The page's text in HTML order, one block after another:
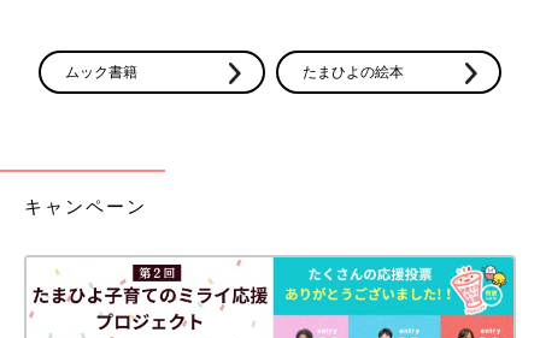
ムック書籍 たまひよの絵本
キャンペーン